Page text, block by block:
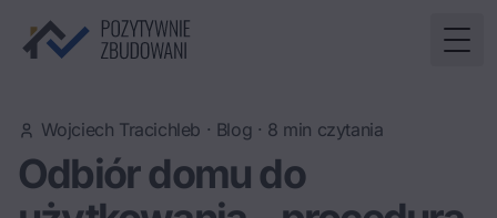
Wojciech Tracichleb · Blog · 8 min czytania
Odbiór domu do